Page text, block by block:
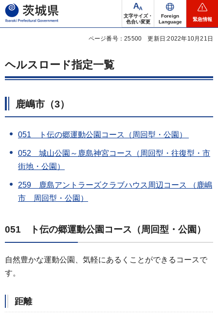
茨城県
文字サイズ・
色合い変更
Foreign
Language
緊急情報
ページ番号：25500 更新日:2022年10月21日
ヘルスロード指定一覧
鹿嶋市 （3）
051 ト伝の郷運動公園コース（周回型・公園）
052 城山公園～鹿島神宮コース（周回型・往復型・市
街地・公園）
259 鹿島アントラーズクラブハウス周辺コース （鹿嶋
市 周回型・公園）
051 ト伝の郷運動公園コース（周回型・公園）
自然豊かな運動公園、気軽にあるくことができるコースで
す。
距離